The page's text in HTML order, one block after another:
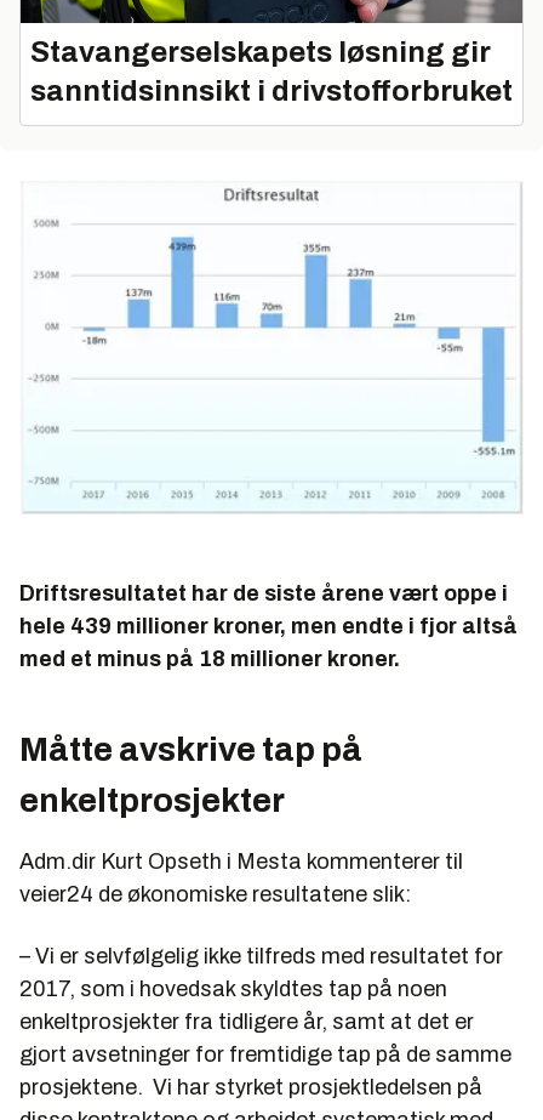
Stavangerselskapets løsning gir
sanntidsinnsikt i drivstofforbruket
Driftsresultatet har de siste årene vært oppe i
hele 439 millioner kroner, men endte i fjor altså
med et minus på 18 millioner kroner.
Måtte avskrive tap på
enkeltprosjekter
Adm.dir Kurt Opseth i Mesta kommenterer til
veier24 de økonomiske resultatene slik:
– Vi er selvfølgelig ikke tilfreds med resultatet for
2017, som i hovedsak skyldtes tap på noen
enkeltprosjekter fra tidligere år, samt at det er
gjort avsetninger for fremtidige tap på de samme
prosjektene. Vi har styrket prosjektledelsen på